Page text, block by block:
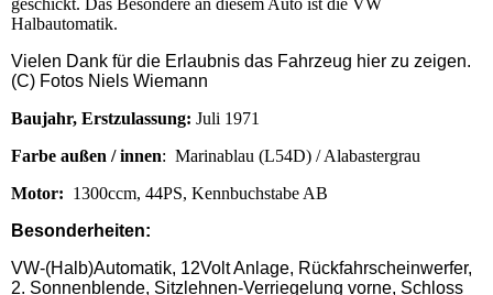
geschickt. Das Besondere an diesem Auto ist die VW
Halbautomatik.
Vielen Dank für die Erlaubnis das Fahrzeug hier zu zeigen.
(C) Fotos Niels Wiemann
Baujahr, Erstzulassung: Juli 1971
Farbe außen / innen: Marinablau (L54D) / Alabastergrau
Motor: 1300ccm, 44PS, Kennbuchstabe AB
Besonderheiten:
VW-(Halb)Automatik, 12Volt Anlage, Rückfahrscheinwerfer,
2. Sonnenblende, Sitzlehnen-Verriegelung vorne, Schloss